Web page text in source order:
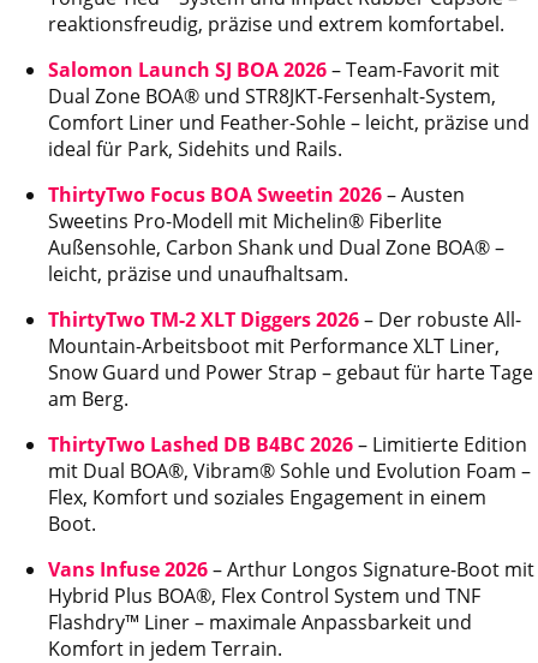
reaktionsfreudig, präzise und extrem komfortabel.
Salomon Launch SJ BOA 2026– Team-Favorit mit
Dual Zone BOA® und STR8JKT-Fersenhalt-System,
Comfort Liner und Feather-Sohle – leicht, präzise und
ideal für Park, Sidehits und Rails.
ThirtyTwo Focus BOA Sweetin 2026– Austen
Sweetins Pro-Modell mit Michelin® Fiberlite
Außensohle, Carbon Shank und Dual Zone BOA® –
leicht, präzise und unaufhaltsam.
ThirtyTwo TM-2 XLT Diggers 2026– Der robuste All-
Mountain-Arbeitsboot mit Performance XLT Liner,
Snow Guard und Power Strap – gebaut für harte Tage
am Berg.
ThirtyTwo Lashed DB B4BC 2026– Limitierte Edition
mit Dual BOA®, Vibram® Sohle und Evolution Foam –
Flex, Komfort und soziales Engagement in einem
Boot.
Vans Infuse 2026– Arthur Longos Signature-Boot mit
Hybrid Plus BOA®, Flex Control System und TNF
Flashdry™ Liner – maximale Anpassbarkeit und
Komfort in jedem Terrain.